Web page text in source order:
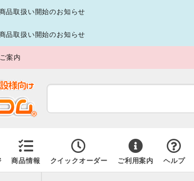
品取扱い開始のお知らせ
品取扱い開始のお知らせ
案内
商品情報 クイックオーダー ご利用案内 ヘルプ